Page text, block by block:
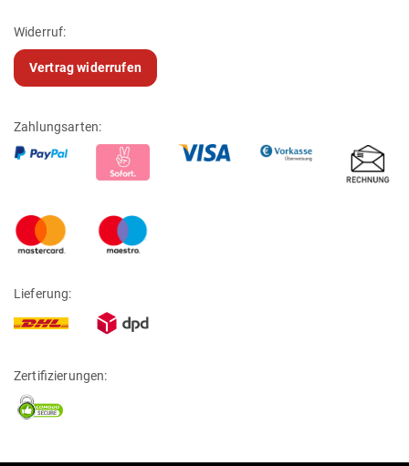
Widerruf:
Vertrag widerrufen
Zahlungsarten:
Lieferung:
Zertifizierungen: